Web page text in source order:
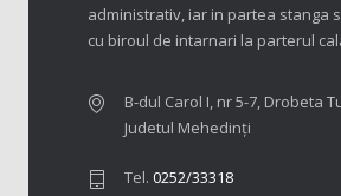
administrativ, iar in partea stanga
cu biroul de intarnari la parterul
B-dul Carol I, nr 5-7, Drobeta
Judetul Mehedinți
Tel. 0252/33318